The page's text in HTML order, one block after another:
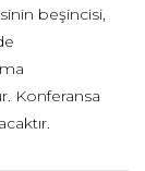
beşincisi,
Konferansa